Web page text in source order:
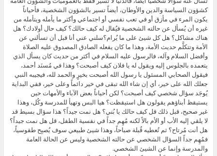
كشؤون السياسة والدين والأوطان، أيضاً تسير بالشؤون الشخصية، فأحياناً
يكون المرء في مأزق أو في تعب نفسي أو اجتماعي وأكثر ما يأمله ويتأمله من
غيره أن يُسأل عن حالته الشخصية فيُقال له كيف حالك؟ كيف حال أولادك؟ هل
هناك مشاكل؟ هل كل شيئ على ما يُرام؟سلني عني أنا قبل أن تسألني عن
الأمة وتتكلَّم حديث الأمة، وهذا ما كان يفعله الصادق المصدوق عليه الصلاة
وأفضل السلام وآله، فالرسول عليه السلام في أكثر من حديث كان يسأل الذي
يتعمده بالجلوس إليه ويقول له يا فلان كيف أصبحت؟ وهذا في مُسنَد أحمد،
فيقول الصحابي المسئول يا رسول الله أصبحت بخيرٍ والحمد لله، فيجيبه النبي
جعلك الله على خير، أي إن شاء الله تبقى في خير دائماً وعلى خير، ففي البداية
يُوجَد سؤال شخصي كيف أصبحت؟ لكن أحياناً بعض الآباء والأمهات حين
يستيقظ أبناؤهم يقولون هل استيقظت؟ هيا البس وتهيأ للمدرسة وكُل، وهذا
غير صحيح، قبل ذلك قل كيف حالك يا بُني؟ هل نمت جيداً؟ هذا سؤال بسيط قد
لا يلقي إليه الأب أو الأم بالاً لكنه مُهِم جداً في نفسية الطفل، قل هل نمت جيداً؟
هل أنت مُرتاح؟ ثم تُعطيه قُبلة صباحاً، وهذا شيئ طبيعي سوف يُصبِح طقوسياً،
فمُهِم جداً السؤال الشخصي عن حالته الشخصية وليس عن الحالة العامة
والمدرسة وإنما عن الشيئ الشخصي.